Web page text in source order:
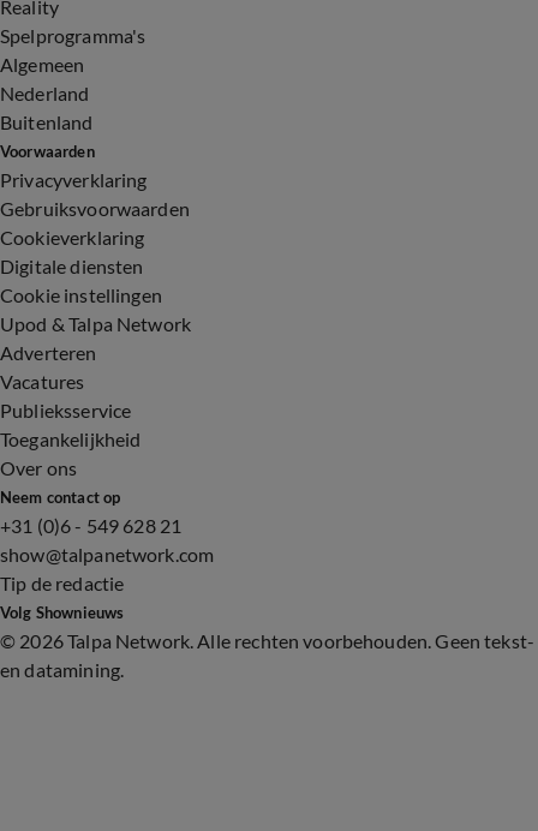
Reality
Spelprogramma's
Algemeen
Nederland
Buitenland
Voorwaarden
Privacyverklaring
Gebruiksvoorwaarden
Cookieverklaring
Digitale diensten
Cookie instellingen
Upod & Talpa Network
Adverteren
Vacatures
Publieksservice
Toegankelijkheid
Over ons
Neem contact op
+31 (0)6 - 549 628 21
show@talpanetwork.com
Tip de redactie
Volg Shownieuws
© 2026 Talpa Network. Alle rechten voorbehouden. Geen tekst-
en datamining.